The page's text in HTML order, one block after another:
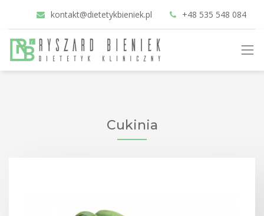
kontakt@dietetykbieniek.pl +48 535 548 084
Cukinia